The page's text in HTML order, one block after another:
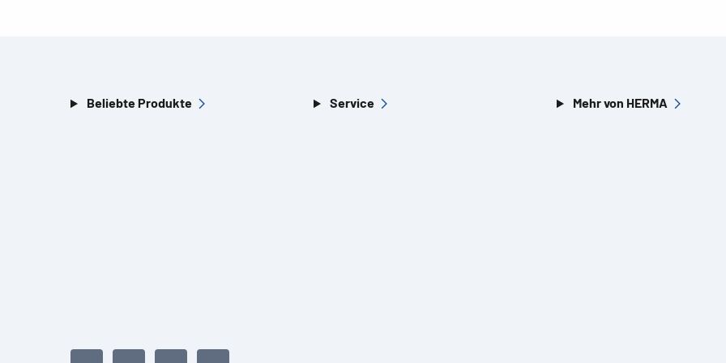
Beliebte Produkte Service Mehr von HERMA